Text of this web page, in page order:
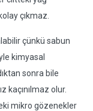
çıkmaz.
çünkü sabun
kimyasal
sonra bile
kaçınılmaz olur.
mikro gözenekler